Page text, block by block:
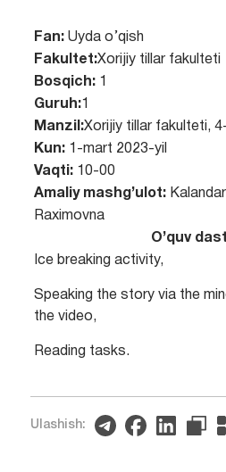
Fan: Uyda o’qish
Fakultet:Xorijiy tillar fakulteti
Bosqich:1
Guruh:1
Manzil:Xorijiy tillar fakulteti,
Kun: 1-mart 2023-yil
Vaqti:10-00
Amaliy mashg’ulot:
Raximovna
O’quv
Ice breaking activity,
Speaking the story via the
the video,
Reading tasks.
Ulashish: